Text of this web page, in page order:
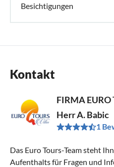
Besichtigungen
Kontakt
FIRMA EURO
Herr A. Babic
1
Das Euro Tours-Team steht
Aufenthalts für Fragen und